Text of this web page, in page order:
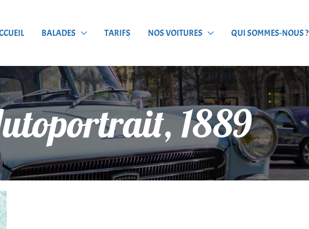
BALADES TARIFS NOS VOITURES QUI SOMMES-NOUS ?
1889